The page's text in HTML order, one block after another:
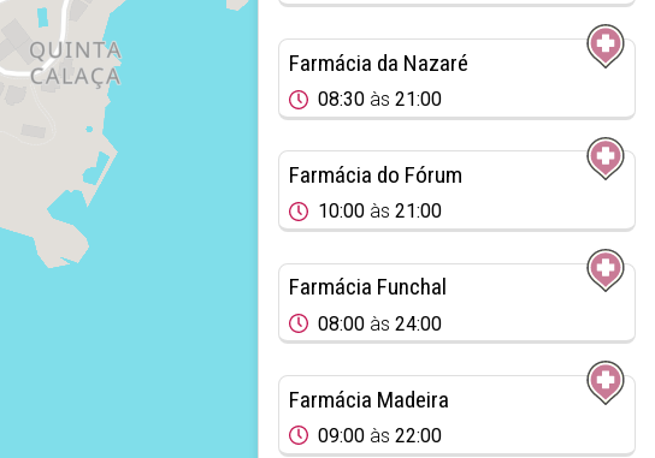
Farmácia da Nazaré
08:30 às 21:00
Farmácia do Fórum
10:00 às 21:00
Farmácia Funchal
08:00 às 24:00
Farmácia Madeira
09:00 às 22:00